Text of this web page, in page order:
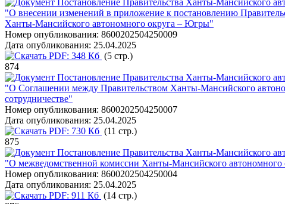
Постановление Правительства Ханты-Мансийского
"О внесении изменений в приложение к постановлению
Ханты-Мансийского автономного округа – Югры"
Номер опубликования: 8600202504250009
Дата опубликования: 25.04.2025
PDF: 348 Кб (5 стр.)
874
Постановление Правительства Ханты-Мансийского
"О Соглашении между Правительством Ханты-Мансийского
сотрудничестве"
Номер опубликования: 8600202504250007
Дата опубликования: 25.04.2025
PDF: 730 Кб (11 стр.)
875
Постановление Правительства Ханты-Мансийского
"О межведомственной комиссии Ханты-Мансийского
Номер опубликования: 8600202504250004
Дата опубликования: 25.04.2025
PDF: 911 Кб (14 стр.)